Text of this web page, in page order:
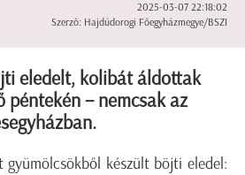
2025-03-07 22:18:02
Szerző: Hajdúdorogi Főegyházmegye/BSZI
eledelt, kolibát áldottak
péntekén – nemcsak az
készült böjti eledel: